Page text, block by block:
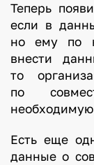
Теперь
если в
но ему по
внести
то
по
необходимую
Есть еще
данные о